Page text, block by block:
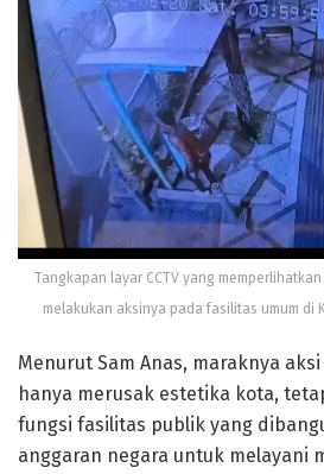
Tangkapan layar CCTV yang
melakukan aksinya pada fasilitas umum di
Menurut Sam Anas, maraknya
hanya merusak estetika kota,
fungsi fasilitas publik yang
anggaran negara untuk melayani